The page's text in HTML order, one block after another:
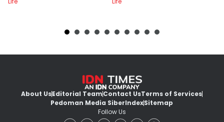
About UsEditorial TeamContact UsTerms of Services
Pedoman Media SiberIndexSitemap
Follow Us